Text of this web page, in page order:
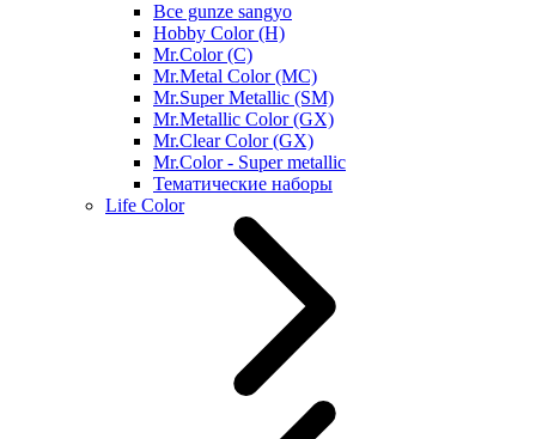
Все gunze sangyo
Hobby Color (H)
Mr.Color (C)
Mr.Metal Color (MC)
Mr.Super Metallic (SM)
Mr.Metallic Color (GX)
Mr.Clear Color (GX)
Mr.Color - Super metallic
Тематические наборы
Life Color